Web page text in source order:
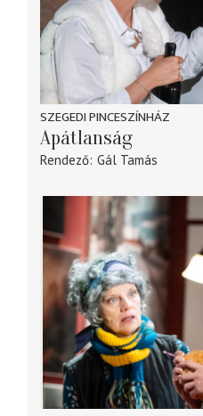
SZEGEDI PINCESZÍNHÁZ
Apátlanság
Rendező Gál Tamás